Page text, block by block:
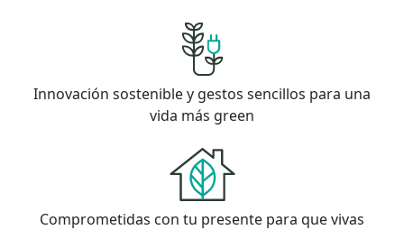
Innovación sostenible y gestos sencillos para una
vida más green
Comprometidas con tu presente para que vivas